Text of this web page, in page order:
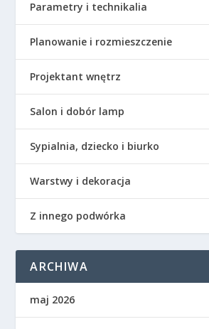
Parametry i technikalia
Planowanie i rozmieszczenie
Projektant wnętrz
Salon i dobór lamp
Sypialnia, dziecko i biurko
Warstwy i dekoracja
Z innego podwórka
ARCHIWA
maj 2026